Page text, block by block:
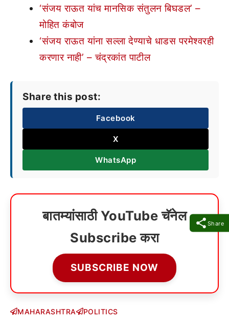
Share
‘संजय राऊत यांच मानसिक संतुलन बिघडल’ –
मोहित कंबोज
‘संजय राऊत यांना सल्ला देण्याचे धाडस परमेश्वरही
करणार नाही’ – चंद्रकांत पाटील
Share this post:
Facebook
X
WhatsApp
बातम्यांसाठी YouTube चॅनेल
Subscribe करा
SUBSCRIBE NOW
MAHARASHTRA POLITICS